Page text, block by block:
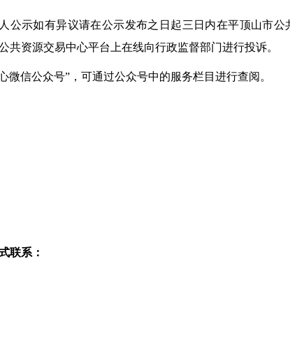
公示如有异议请在公示发布之日起三日内在平顶山市
资源交易中心平台上在线向行政监督部门进行投诉。
信公众号”，可通过公众号中的服务栏目进行查阅。
联系：